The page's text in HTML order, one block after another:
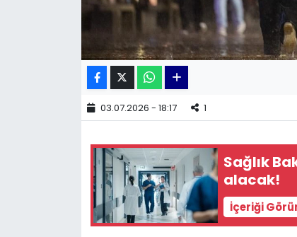
03.07.2026 - 18:17 1
Sağlık
alacak!
İçeriği
TEKNOLOJİ
Yaşam
YEREL POLİTİKA
YEREL YÖNETİMLER